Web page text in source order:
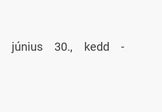
június 30., kedd -